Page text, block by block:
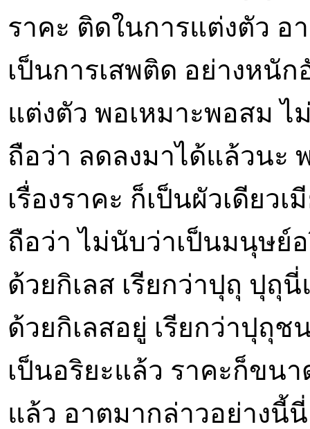
ราคะ ติดในการแต่งตัว
เป็นการเสพติด อย่างหนัก
แต่งตัว พอเหมาะพอสม
ถือว่า ลดลงมาได้แล้วนะ
เรื่องราคะ ก็เป็นผัวเดียว
ถือว่า ไม่นับว่าเป็นมนุษย์
ด้วยกิเลส เรียกว่าปุถุ ปุถุ
ด้วยกิเลสอยู่ เรียกว่าปุถุ
เป็นอริยะแล้ว ราคะก็ขน
แล้ว อาตมากล่าวอย่างนี้